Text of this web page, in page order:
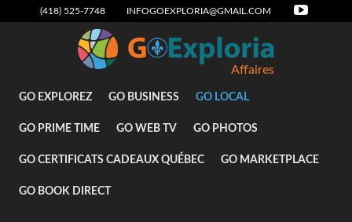
(418) 525-7748 INFOGOEXPLORIA@GMAIL.COM
Affaires
GO EXPLOREZ GO BUSINESS GO LOCAL
GO PRIME TIME GO WEB TV GO PHOTOS
GO CERTIFICATS CADEAUX QUÉBEC GO MARKETPLACE
GO BOOK DIRECT